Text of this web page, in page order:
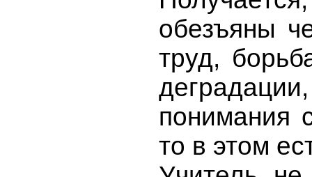
обезъяны
труд,
понимания
то в этом